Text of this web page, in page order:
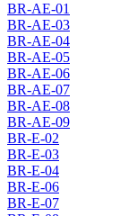
BR-AE-01
BR-AE-03
BR-AE-04
BR-AE-05
BR-AE-06
BR-AE-07
BR-AE-08
BR-AE-09
BR-E-02
BR-E-03
BR-E-04
BR-E-06
BR-E-07